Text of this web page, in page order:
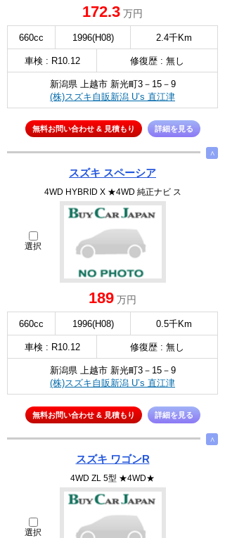
172.3 万円
660cc 1996(H08) 2.4千Km
車検 : R10.12 修復歴 : 無し
新潟県 上越市 新光町3－15－9
(株)スズキ自販新潟 U’s 直江津
無料お問い合わせ & 見積もり 詳細を見る
∧
スズキ スペーシア
4WD HYBRID X ★4WD 純正ナビ ス
選択
189 万円
660cc 1996(H08) 0.5千Km
車検 : R10.12 修復歴 : 無し
新潟県 上越市 新光町3－15－9
(株)スズキ自販新潟 U’s 直江津
無料お問い合わせ & 見積もり 詳細を見る
∧
スズキ ワゴンR
4WD ZL 5型 ★4WD★
選択